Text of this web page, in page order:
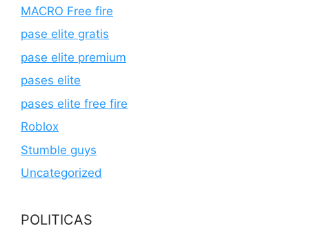
MACRO Free fire
pase elite gratis
pase elite premium
pases elite
pases elite free fire
Roblox
Stumble guys
Uncategorized
POLITICAS